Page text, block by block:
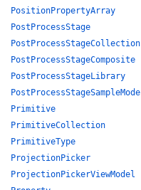
PositionPropertyArray
PostProcessStage
PostProcessStageCollection
PostProcessStageComposite
PostProcessStageLibrary
PostProcessStageSampleMode
Primitive
PrimitiveCollection
PrimitiveType
ProjectionPicker
ProjectionPickerViewModel